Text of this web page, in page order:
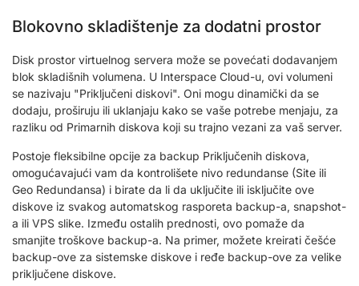
Blokovno skladištenje za dodatni prostor
Disk prostor virtuelnog servera može se povećati dodavanjem
blok skladišnih volumena. U Interspace Cloud-u, ovi volumeni
se nazivaju "Priključeni diskovi". Oni mogu dinamički da se
dodaju, proširuju ili uklanjaju kako se vaše potrebe menjaju, za
razliku od Primarnih diskova koji su trajno vezani za vaš server.
Postoje fleksibilne opcije za backup Priključenih diskova,
omogućavajući vam da kontrolišete nivo redundanse (Site ili
Geo Redundansa) i birate da li da uključite ili isključite ove
diskove iz svakog automatskog rasporeta backup-a, snapshot-
a ili VPS slike. Između ostalih prednosti, ovo pomaže da
smanjite troškove backup-a. Na primer, možete kreirati češće
backup-ove za sistemske diskove i ređe backup-ove za velike
priključene diskove.